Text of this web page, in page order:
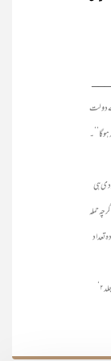
لڑکے دولت
ہی
حملہ
تعداد